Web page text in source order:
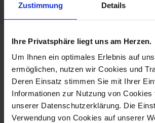
Zustimmung Details
Ihre Privatsphäre liegt uns am Herzen.
Um Ihnen ein optimales Erlebnis auf
ermöglichen, nutzen wir Cookies und
Deren Einsatz stimmen Sie mit Ihrer
Informationen zur Nutzung von Cookies
unserer Datenschutzerklärung. Die
Verwendung von Cookies auf unserer
more products from
pure